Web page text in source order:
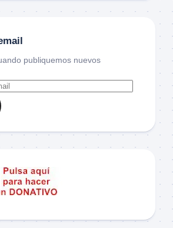
publiquemos nuevos